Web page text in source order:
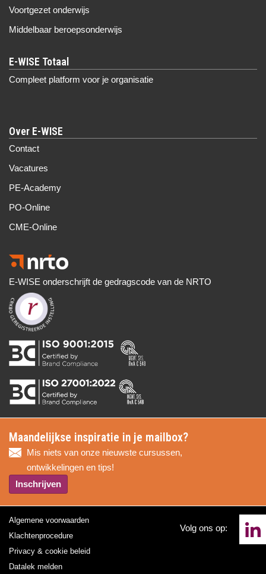
Voortgezet onderwijs
Middelbaar beroepsonderwijs
Compleet platform voor je organisatie
Over E-WISE
Contact
Vacatures
PE-Academy
PO-Online
CME-Online
E-WISE onderschrijft de gedragscode van de NRTO
Maandelijkse inspiratie in je mailbox?
Mis niets van onze nieuwste cursussen,
ontwikkelingen en tips!
Inschrijven
Algemene voorwaarden
Klachtenprocedure
Privacy & cookie beleid
Datalek melden
Volg ons op: